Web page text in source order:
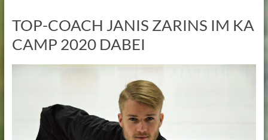
Camps
von
TOP-COACH JANIS ZARINS IM KA
CAMP 2020 DABEI